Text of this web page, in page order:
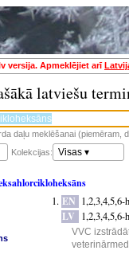
versija. Apmeklējiet arī
latviešu
daļu meklēšanai (piemēram,
Kolekcijas: Visas ▾
EN
LV
VVC